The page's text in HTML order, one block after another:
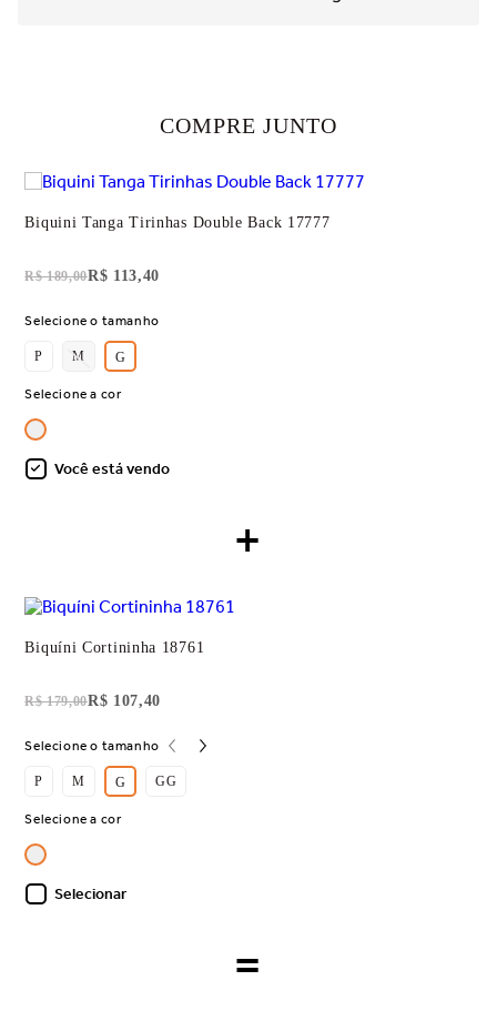
COMPRE JUNTO
Biquini Tanga Tirinhas Double Back 17777
R$ 189,00R$ 113,40
Selecione o tamanho
P M G
Selecione a cor
Você está vendo
+
Biquíni Cortininha 18761
R$ 179,00R$ 107,40
Selecione o tamanho
P M G GG
Selecione a cor
Selecionar
=